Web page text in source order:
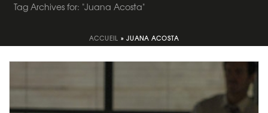
Tag Archives for: "Juana Acosta"
ACCUEIL » JUANA ACOSTA